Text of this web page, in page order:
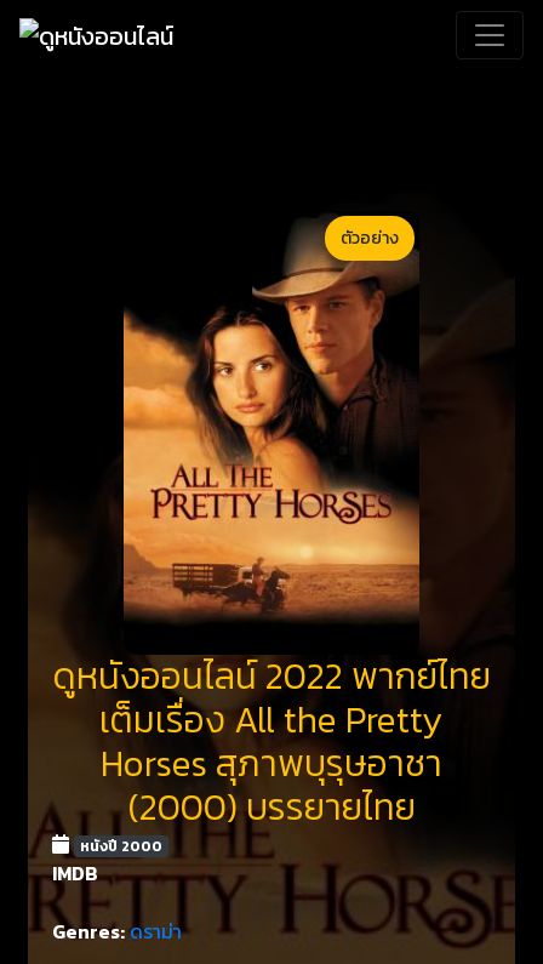
ตัวอย่าง
ดูหนังออนไลน์ 2022 พากย์ไทย
เต็มเรื่อง All the Pretty
Horses สุภาพบุรุษอาชา
(2000) บรรยายไทย
หนังปี 2000
IMDB
Genres:ดราม่า